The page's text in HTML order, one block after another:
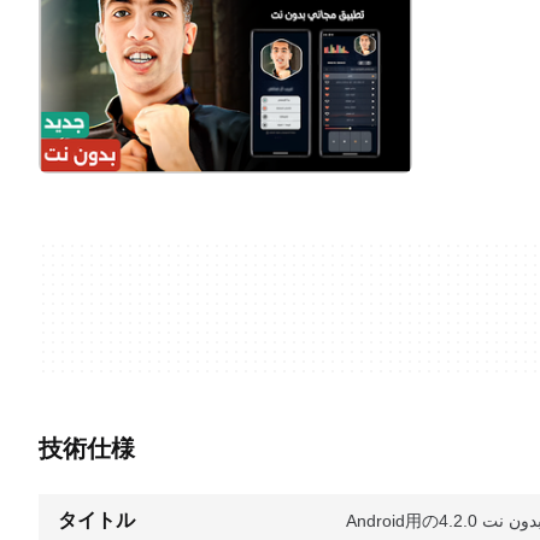
技術仕様
タイトル